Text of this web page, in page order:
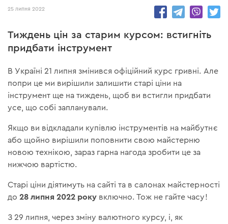
25 липня 2022
Тиждень цін за старим курсом: встигніть
придбати інструмент
В Україні 21 липня змінився офіційний курс гривні. Але
попри це ми вирішили залишити старі ціни на
інструмент ще на тиждень, щоб ви встигли придбати
усе, що собі запланували.
Якщо ви відкладали купівлю інструментів на майбутнє
або щойно вирішили поповнити свою майстерню
новою технікою, зараз гарна нагода зробити це за
нижчою вартістю.
Старі ціни діятимуть на сайті та в салонах майстерності
до28 липня 2022 року включно. Тож не гайте часу!
З 29 липня, через зміну валютного курсу, i, як